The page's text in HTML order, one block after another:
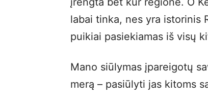
labai tinka, nes yra istorinis
puikiai pasiekiamas iš visų
Mano siūlymas įpareigotų
merą – pasiūlyti jas kitoms